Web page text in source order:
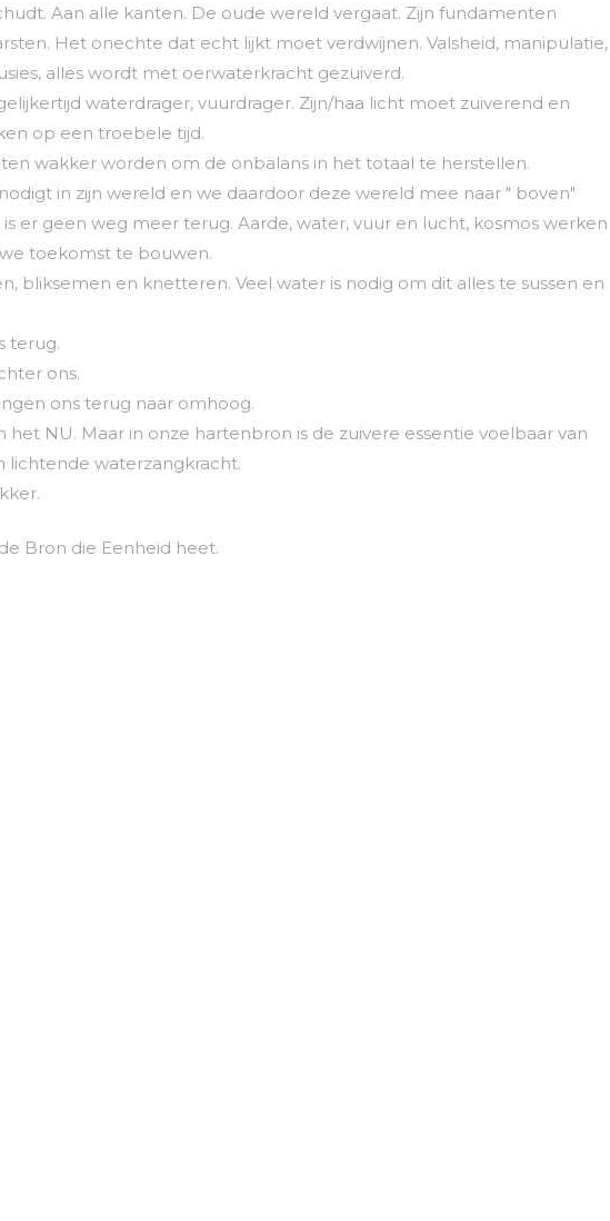
Aan alle kanten. De oude wereld vergaat. Zijn fundamenten
Het onechte dat echt lijkt moet verdwijnen. Valsheid, manipulatie,
alles wordt met oerwaterkracht gezuiverd.
waterdrager, vuurdrager. Zijn/haa licht moet zuiverend en
op een troebele tijd.
wakker worden om de onbalans in het totaal te herstellen.
in zijn wereld en we daardoor deze wereld mee naar " boven"
er geen weg meer terug. Aarde, water, vuur en lucht, kosmos werken
toekomst te bouwen.
bliksemen en knetteren. Veel water is nodig om dit alles te sussen en
terug.
ons.
ons terug naar omhoog.
het NU. Maar in onze hartenbron is de zuivere essentie voelbaar van
lichtende waterzangkracht.
Bron die Eenheid heet.